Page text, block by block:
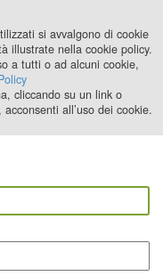
2024
si avvalgono di cookie
illustrate nella cookie policy.
a tutti o ad alcuni cookie,
cliccando su un link o
all’uso dei cookie.